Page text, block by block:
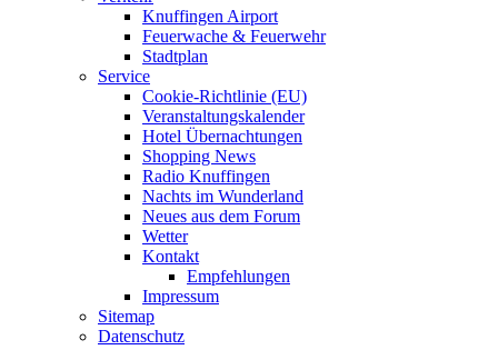
Knuffingen Airport
Feuerwache & Feuerwehr
Stadtplan
Service
Cookie-Richtlinie (EU)
Veranstaltungskalender
Hotel Übernachtungen
Shopping News
Radio Knuffingen
Nachts im Wunderland
Neues aus dem Forum
Wetter
Kontakt
Empfehlungen
Impressum
Sitemap
Datenschutz